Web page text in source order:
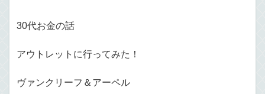
30代お金の話
アウトレットに行ってみた！
ヴァンクリーフ＆アーペル